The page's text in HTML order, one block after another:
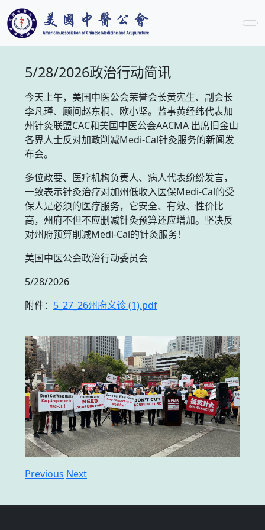
5/28/2026政治行动简讯
今天上午，美国中医公会荣誉会长黄宪生、副会长
李凡瑾、顾问赵东桐、欧小坚。监事黄经纬代表加
州针灸联盟CAC和美国中医公会AACMA 出席旧金山
各界人士反对加政削减Medi-Cal针灸服务的新闻发
布会。
多位政要、医疗机构负责人、病人代表纷纷发言，
一致表示针灸治疗对加州低收入医保Medi-Cal的受
保人是必须的医疗服务，它安全、有效、性价比
高，州府不但不应删减针灸预算还应增加。坚决反
对州府预算削减Medi-Cal的针灸服务！
美国中医公会政治行动委员会
5/28/2026
附件： 5_27_26州府义诊 (1).pdf
Previous Next